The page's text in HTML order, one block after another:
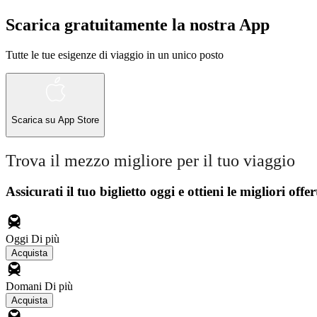
Scarica gratuitamente la nostra App
Tutte le tue esigenze di viaggio in un unico posto
Scarica su App Store
Trova il mezzo migliore per il tuo viaggio
Assicurati il ​​tuo biglietto oggi e ottieni le migliori
Oggi Di più
Acquista
Domani Di più
Acquista